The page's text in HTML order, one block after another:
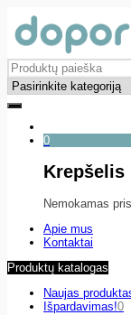
0
Krepšelis
Nemokamas
Apie mus
Kontaktai
Produktų katalogas
Naujas
Išpardavimas!0